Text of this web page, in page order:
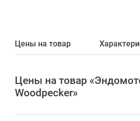
Цены на товар
Цены на товар
Woodpecker»